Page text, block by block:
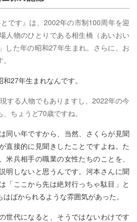
です』は、2002年の市制100周年を迎
人物のひとりである相生橋（あいおい
した年の昭和27年生まれ。さらに、お
27年生まれなんです。
する人物でもありますし、2022年の今
ちょうど70歳ですね。
同い年ですから、当然、さくらが見聞
直接的に見聞きしたことですよね。た
米兵相手の職業の女性たちのことを、
明しないと思うんです。河本さんに聞
「ここから先は絶対行っちゃ駄目」と
ばかられるような雰囲気があった。
世代になると、そうではないわけです